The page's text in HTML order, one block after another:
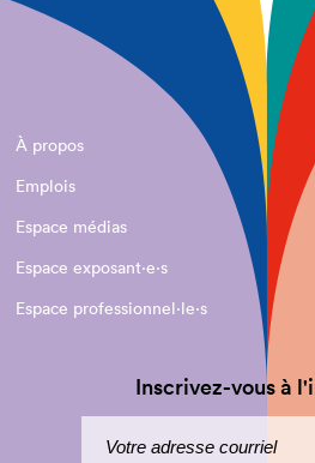
À propos
Emplois
Espace médias
Espace exposant·e⋅s
Espace professionnel·le⋅s
Inscrivez-vous à